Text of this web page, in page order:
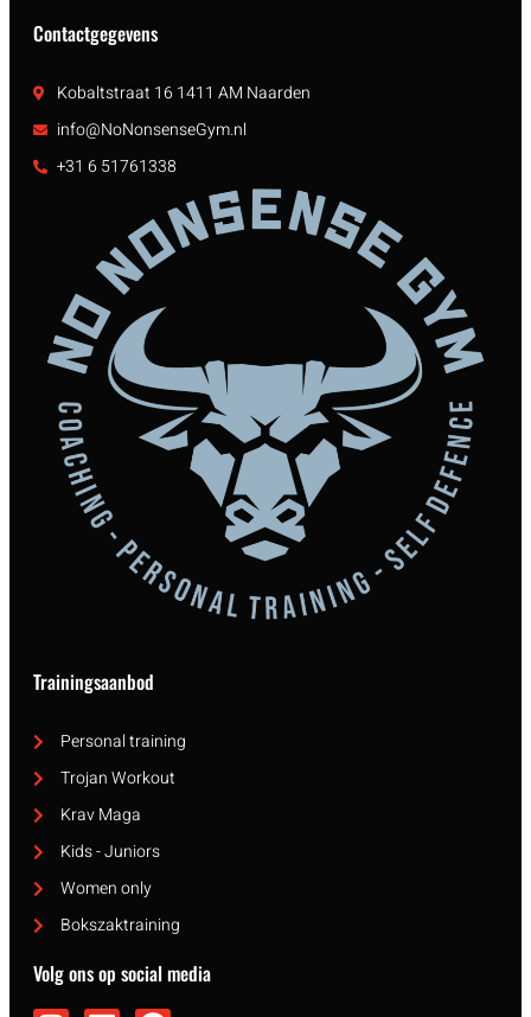
Contactgegevens
Kobaltstraat 16 1411 AM Naarden
info@NoNonsenseGym.nl
+31 6 51761338
Trainingsaanbod
Personal training
Trojan Workout
Krav Maga
Kids - Juniors
Women only
Bokszaktraining
Volg ons op social media